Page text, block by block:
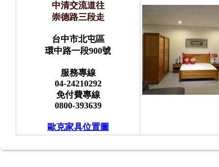
中清交流道往
崇德路三段走
台中市北屯區
環中路一段900號
服務專線
04-24210292
免付費專線
0800-393639
歐克家具位置圖